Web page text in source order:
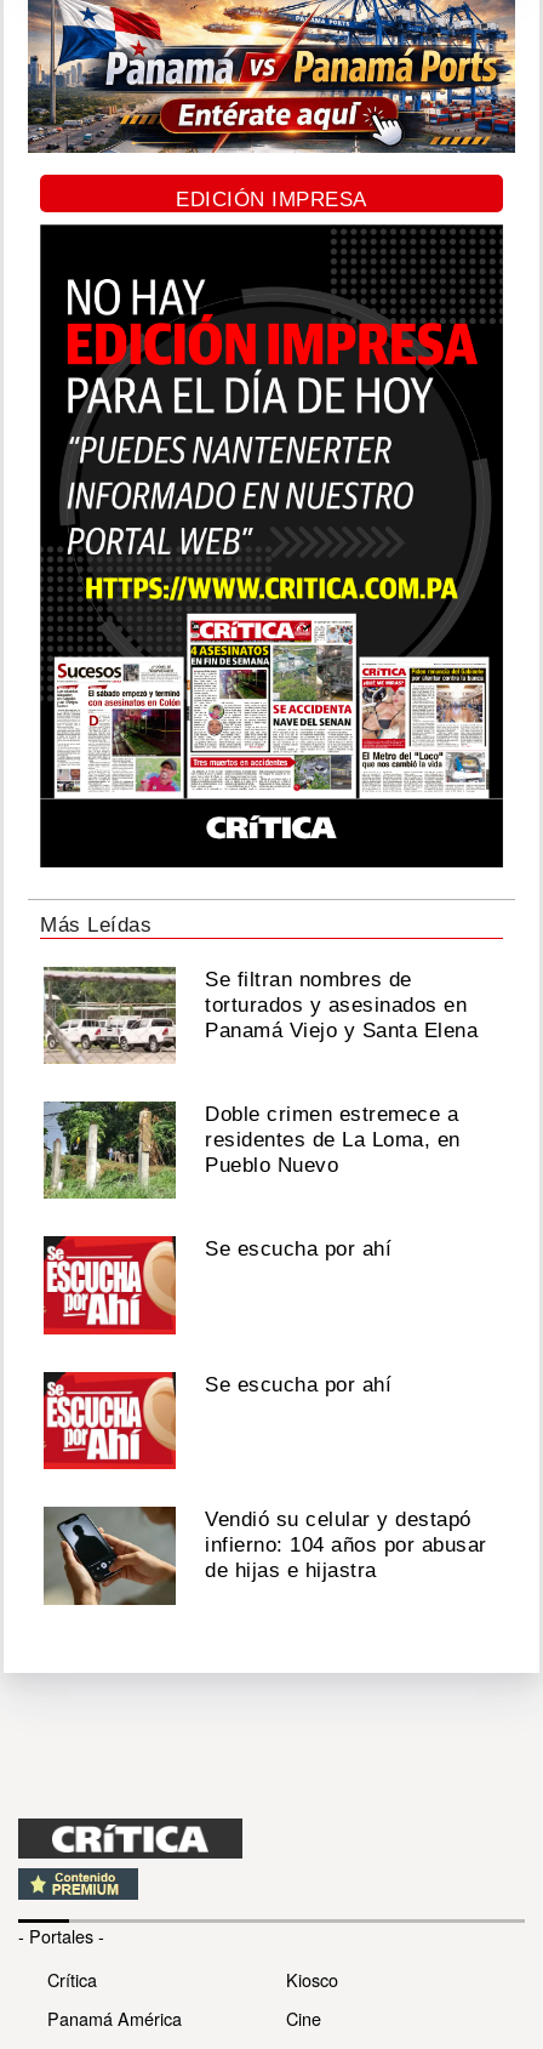
EDICIÓN IMPRESA
Más Leídas
Se filtran nombres de
torturados y asesinados en
Panamá Viejo y Santa Elena
Doble crimen estremece a
residentes de La Loma, en
Pueblo Nuevo
Se escucha por ahí
Se escucha por ahí
Vendió su celular y destapó
infierno: 104 años por abusar
de hijas e hijastra
- Portales -
Crítica
Panamá América
Kiosco
Cine